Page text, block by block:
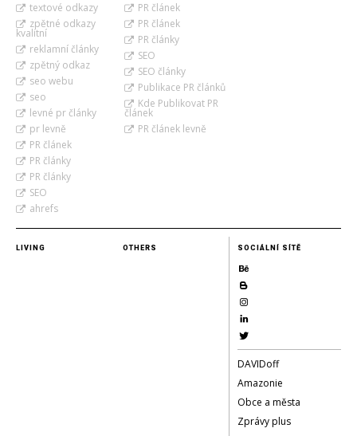
textové odkazy
zpětné odkazy
kvalitní
reklamní články
zpětný odkaz
seo webu
seo
levné pr články
pr levně
PR článek
PR články
PR články
SEO
ahrefs
PR článek
PR článek
PR články
SEO
SEO články
Publikace PR článků
Kde Publikovat PR
článek
PR článek levně
LIVING OTHERS SOCIÁLNÍ SÍTĚ
DAVIDoff
Amazonie
Obce a města
Zprávy plus